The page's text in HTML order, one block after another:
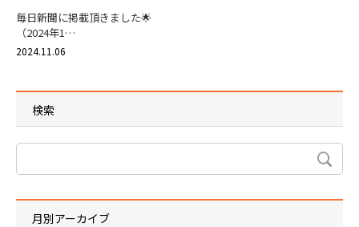
毎日新聞に掲載頂きました🌟
（2024年1…
2024.11.06
検索
月別アーカイブ